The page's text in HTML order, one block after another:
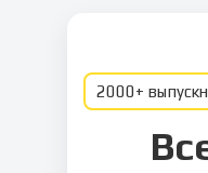
2000+